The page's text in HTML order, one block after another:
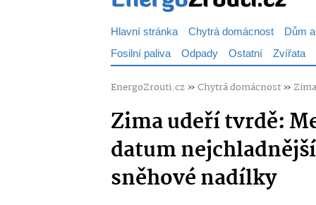
Hlavní stránka Chytrá domácnost
Dům
Fosilní paliva Odpady Ostatní Zvířata
EnergoZrouti.cz»Chytrá domácnost»
Zima udeří tvrdě:
datum
sněhové nadílky